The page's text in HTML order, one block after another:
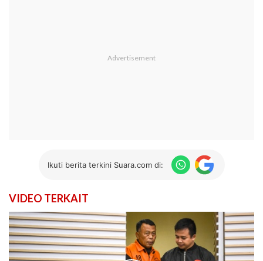
Ikuti berita terkini Suara.com di:
VIDEO TERKAIT